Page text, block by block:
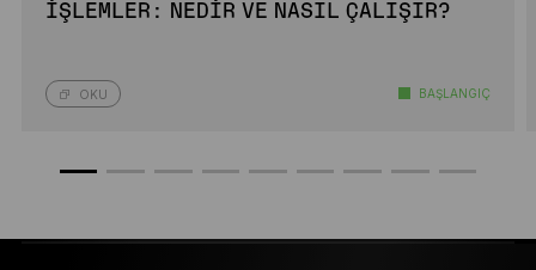
İŞLEMLER: NEDIR VE NASIL ÇALIŞIR?
OKU BAŞLANGIÇ